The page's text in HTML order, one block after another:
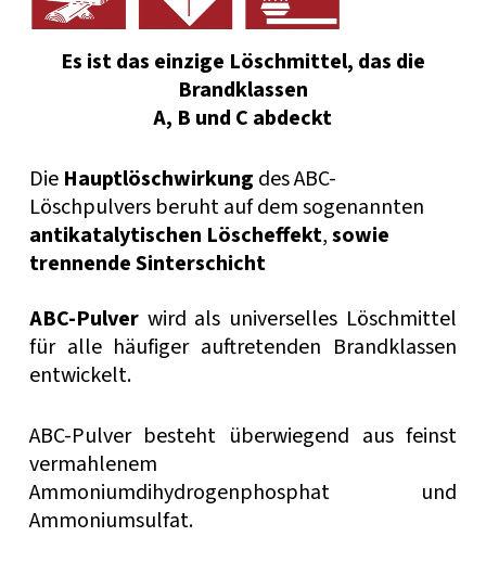
Es ist das einzige Löschmittel, das die
Brandklassen
A, B und C abdeckt
Die Hauptlöschwirkung des ABC-
Löschpulvers beruht auf dem sogenannten
antikatalytischen Löscheffekt,sowie
trennende Sinterschicht
ABC-Pulverwird als universelles Löschmittel
für alle häufiger auftretenden Brandklassen
entwickelt.
ABC-Pulver besteht überwiegend aus feinst
vermahlenem
Ammoniumdihydrogenphosphat und
Ammoniumsulfat.